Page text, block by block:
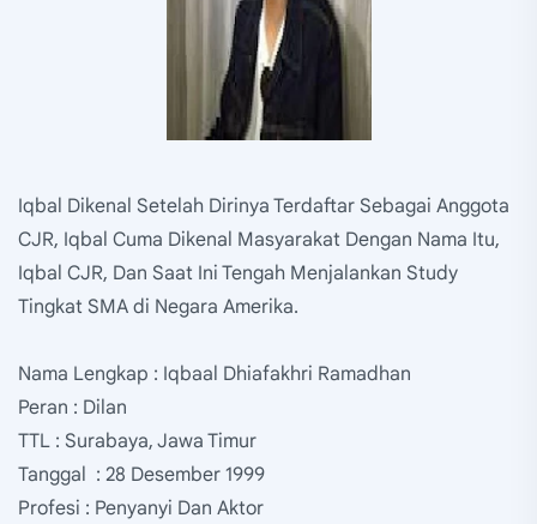
Iqbal Dikenal Setelah Dirinya Terdaftar Sebagai Anggota
CJR, Iqbal Cuma Dikenal Masyarakat Dengan Nama Itu,
Iqbal CJR, Dan Saat Ini Tengah Menjalankan Study
Tingkat SMA di Negara Amerika.
Nama Lengkap : Iqbaal Dhiafakhri Ramadhan
Peran : Dilan
TTL : Surabaya, Jawa Timur
Tanggal : 28 Desember 1999
Profesi : Penyanyi Dan Aktor